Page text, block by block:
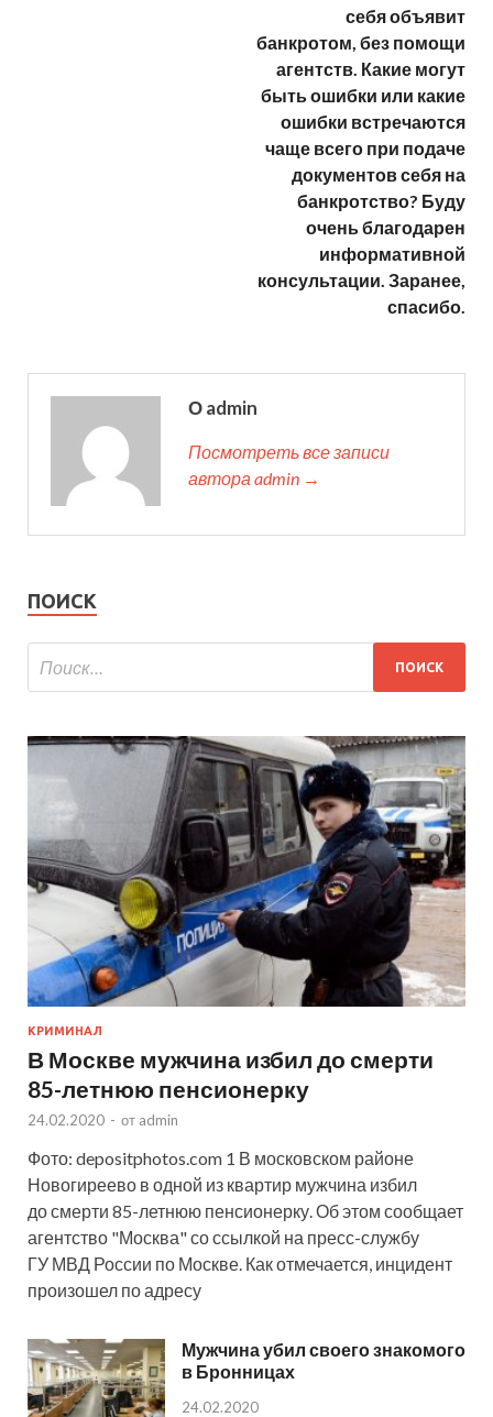
себя объявит
банкротом, без помощи
агентств. Какие могут
быть ошибки или какие
ошибки встречаются
чаще всего при подаче
документов себя на
банкротство? Буду
очень благодарен
информативной
консультации. Заранее,
спасибо.
О admin
Посмотреть все записи
автора admin →
ПОИСК
КРИМИНАЛ
В Москве мужчина избил до смерти
85-летнюю пенсионерку
24.02.2020 - от admin
Фото: depositphotos.com 1 В московском районе
Новогиреево в одной из квартир мужчина избил
до смерти 85-летнюю пенсионерку. Об этом сообщает
агентство "Москва" со ссылкой на пресс-службу
ГУ МВД России по Москве. Как отмечается, инцидент
произошел по адресу
Мужчина убил своего знакомого
в Бронницах
24.02.2020